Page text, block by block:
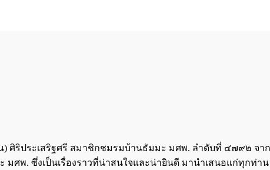
ริประเสริฐศรี สมาชิกชมรมบ้านธัมมะ มศพ. ลำดับที่ ๔๗๙๒ จา
พ. ซึ่งเป็นเรื่องราวที่น่าสนใจและน่ายินดี มานำเสนอแก่ทุกท่า